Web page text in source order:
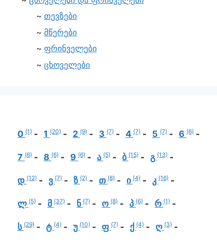
თევზები
მწერები
ფრინველები
ცხოველები
0 (1) 1 (20) 2 (9) 3 (7) 4 (7) 5 (7) 6 (6)
7 (6) 8 (6) 9 (6) ა (5) ბ (15) გ (13)
დ (12) ვ (7) ზ (2) თ (8) ი (4) კ (16)
ლ (5) მ (37) ნ (7) ო (8) პ (6) რ (1)
ს (29) ტ (4) უ (10) ფ (7) ქ (4) ღ (3)